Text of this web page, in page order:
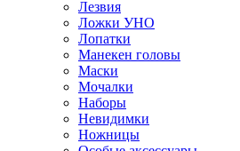
Лезвия
Ложки УНО
Лопатки
Манекен головы
Маски
Мочалки
Наборы
Невидимки
Ножницы